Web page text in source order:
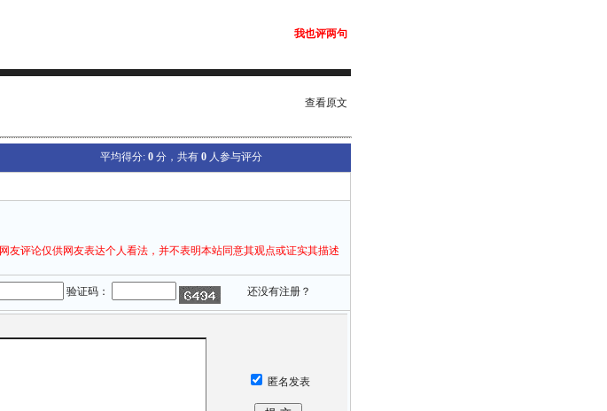
我也评两句
查看原文
平均得分: 0 分，共有 0 人参与评分
网友评论仅供网友表达个人看法，并不表明本站同意其观点或证实其描述
验证码： 还没有注册？
匿名发表